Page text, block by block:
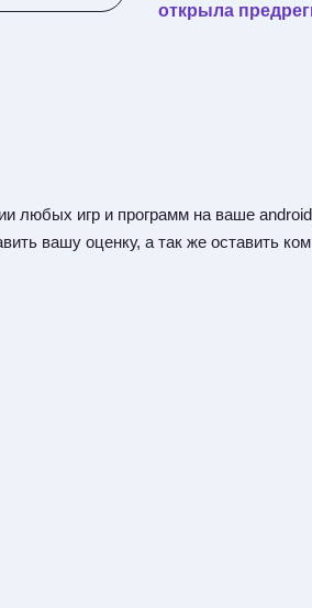
открыла
любых игр и программ на ваше
вашу оценку, а так же оставить